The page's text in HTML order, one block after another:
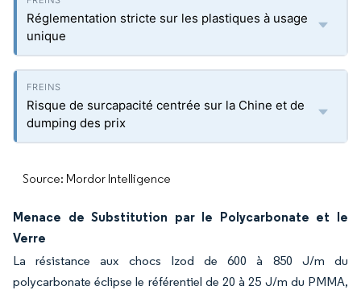
Réglementation stricte sur les plastiques à usage
unique
Risque de surcapacité centrée sur la Chine et de
dumping des prix
Source: Mordor Intelligence
Menace de Substitution par le Polycarbonate et le
Verre
La résistance aux chocs Izod de 600 à 850 J/m du
polycarbonate éclipse le référentiel de 20 à 25 J/m du PMMA,